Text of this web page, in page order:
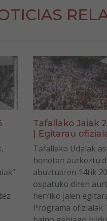
Tafallako Jaiak
| Egitarau
Tafallako Udalak
honetan aurkeztu
abuztuaren 14tik
ospatuko diren
herriko jaien
Programa ofizialak